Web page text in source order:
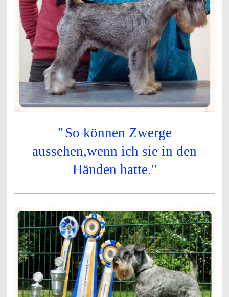
"So können Zwerge
aussehen,wenn ich sie in den
Händen hatte."